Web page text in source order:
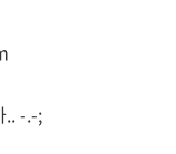
.. -.-;